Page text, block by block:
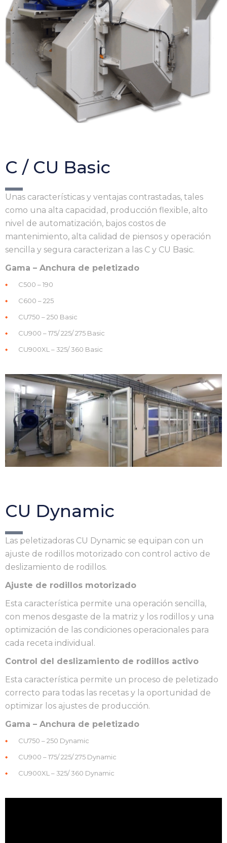
C / CU Basic
Unas características y ventajas contrastadas, tales
como una alta capacidad, producción flexible, alto
nivel de automatización, bajos costos de
mantenimiento, alta calidad de piensos y operación
sencilla y segura caracterizan a las C y CU Basic.
Gama – Anchura de peletizado
C500 – 190
C600 – 225
CU750 – 250 Basic
CU900 – 175/ 225/ 275 Basic
CU900XL – 325/ 360 Basic
CU Dynamic
Las peletizadoras CU Dynamic se equipan con un
ajuste de rodillos motorizado con control activo de
deslizamiento de rodillos.
Ajuste de rodillos motorizado
Esta característica permite una operación sencilla,
con menos desgaste de la matriz y los rodillos y una
optimización de las condiciones operacionales para
cada receta individual.
Control del deslizamiento de rodillos activo
Esta característica permite un proceso de peletizado
correcto para todas las recetas y la oportunidad de
optimizar los ajustes de producción.
Gama – Anchura de peletizado
CU750 – 250 Dynamic
CU900 – 175/ 225/ 275 Dynamic
CU900XL – 325/ 360 Dynamic